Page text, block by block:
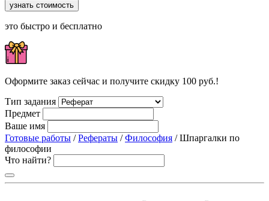
узнать стоимость
это быстро и бесплатно
Оформите заказ сейчас и получите скидку 100 руб.!
Тип задания
Предмет
Ваше имя
Готовые работы /Рефераты /Философия / Шпаргалки по
философии
Что найти?